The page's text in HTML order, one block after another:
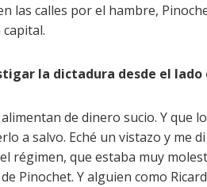
las calles por el hambre,
la dictadura desde el lado
de dinero sucio. Y que
a salvo. Eché un vistazo y me
régimen, que estaba muy
Pinochet. Y alguien como